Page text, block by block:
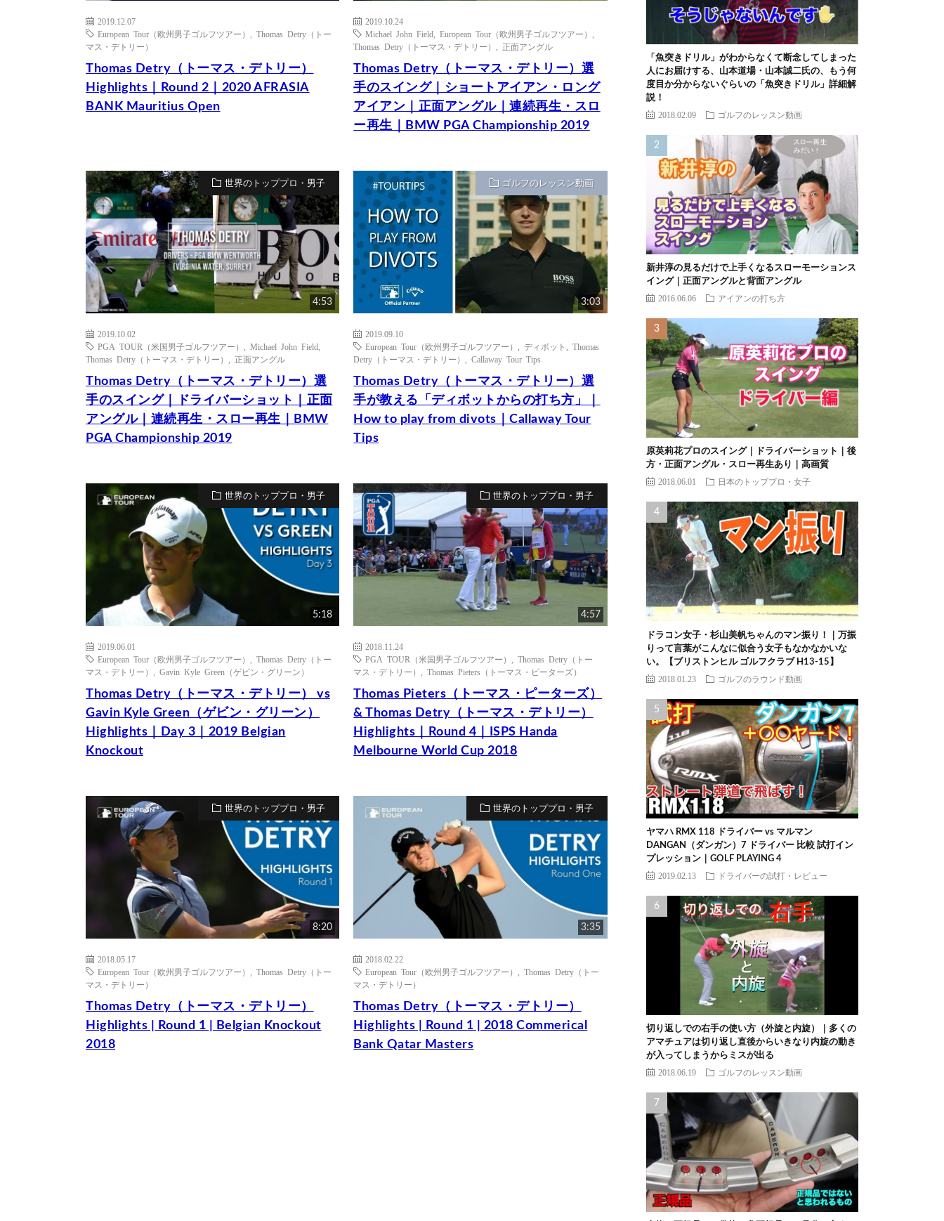
2019.12.07
European Tour（欧州男子ゴルフツアー）
Thomas Detry（トー
マス・デトリー）
Thomas Detry（トーマス・デトリー）
Highlights｜Round 2｜2020 AFRASIA
BANK Mauritius Open
2019.10.24
Michael John Field
,European Tour（欧州男子ゴルフツアー）
Thomas Detry（トーマス・デトリー）
正面アングル
Thomas Detry（トーマス・デトリー）選
手のスイング｜ショートアイアン・ロング
アイアン｜正面アングル｜連続再生・スロ
ー再生｜BMW PGA Championship 2019
世界のトッププロ・男子
4:53
2019.10.02
PGA TOUR（米国男子ゴルフツアー）
Michael John Field
Thomas Detry（トーマス・デトリー）
正面アングル
Thomas Detry（トーマス・デトリー）選
手のスイング｜ドライバーショット｜正面
アングル｜連続再生・スロー再生｜BMW
PGA Championship 2019
ゴルフのレッスン動画
3:03
2019.09.10
European Tour（欧州男子ゴルフツアー）
,ディボット ,Thomas
Detry（トーマス・デトリー）
,Callaway Tour Tips
Thomas Detry（トーマス・デトリー）選
手が教える「ディボットからの打ち方」｜
How to play from divots｜Callaway Tour
Tips
世界のトッププロ・男子
5:18
2019.06.01
European Tour（欧州男子ゴルフツアー）
Thomas Detry（トー
マス・デトリー）
Gavin Kyle Green（ゲビン・グリーン）
Thomas Detry（トーマス・デトリー） vs
Gavin Kyle Green（ゲビン・グリーン）
Highlights｜Day 3｜2019 Belgian
Knockout
世界のトッププロ・男子
4:57
2018.11.24
PGA TOUR（米国男子ゴルフツアー）
,Thomas Detry（トー
マス・デトリー）
,Thomas Pieters（トーマス・ピーターズ）
Thomas Pieters（トーマス・ピーターズ）
& Thomas Detry（トーマス・デトリー）
Highlights｜Round 4｜ISPS Handa
Melbourne World Cup 2018
世界のトッププロ・男子
8:20
2018.05.17
European Tour（欧州男子ゴルフツアー）
Thomas Detry（トー
マス・デトリー）
Thomas Detry（トーマス・デトリー）
Highlights | Round 1 | Belgian Knockout
2018
世界のトッププロ・男子
3:35
2018.02.22
European Tour（欧州男子ゴルフツアー）
,Thomas Detry（トー
マス・デトリー）
Thomas Detry（トーマス・デトリー）
Highlights | Round 1 | 2018 Commerical
Bank Qatar Masters
「魚突きドリル」がわからなくて断念してしまった
人にお届けする、山本道場・山本誠二氏の、もう何
度目か分からないぐらいの「魚突きドリル」詳細解
説！
2018.02.09 ゴルフのレッスン動画
新井淳の見るだけで上手くなるスローモーションス
イング｜正面アングルと背面アングル
2016.06.06 アイアンの打ち方
原英莉花プロのスイング｜ドライバーショット｜後
方・正面アングル・スロー再生あり｜高画質
2018.06.01 日本のトッププロ・女子
ドラコン女子・杉山美帆ちゃんのマン振り！｜万振
りって言葉がこんなに似合う女子もなかなかいな
い。【ブリストンヒル ゴルフクラブ H13-15】
2018.01.23 ゴルフのラウンド動画
ヤマハ RMX 118 ドライバー vs マルマン
DANGAN（ダンガン）7 ドライバー 比較 試打イン
プレッション｜GOLF PLAYING 4
2019.02.13 ドライバーの試打・レビュー
切り返しでの右手の使い方（外旋と内旋）｜多くの
アマチュアは切り返し直後からいきなり内旋の動き
が入ってしまうからミスが出る
2018.06.19 ゴルフのレッスン動画